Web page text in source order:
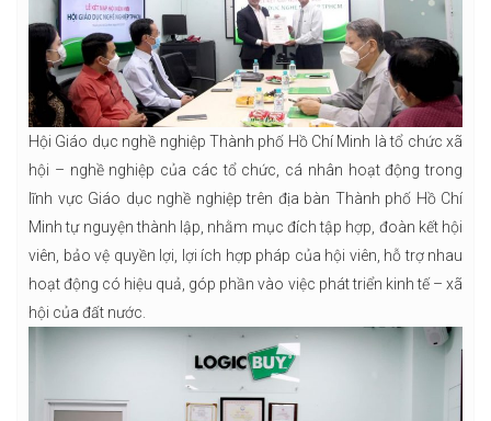
Hội Giáo dục nghề nghiệp Thành phố Hồ Chí Minh là tổ chức xã
hội – nghề nghiệp của các tổ chức, cá nhân hoạt động trong
lĩnh vực Giáo dục nghề nghiệp trên địa bàn Thành phố Hồ Chí
Minh tự nguyện thành lập, nhằm mục đích tập hợp, đoàn kết hội
viên, bảo vệ quyền lợi, lợi ích hợp pháp của hội viên, hỗ trợ nhau
hoạt động có hiệu quả, góp phần vào việc phát triển kinh tế – xã
hội của đất nước.